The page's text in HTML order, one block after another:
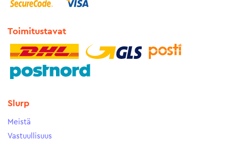
Toimitustavat
Slurp
Meistä
Vastuullisuus